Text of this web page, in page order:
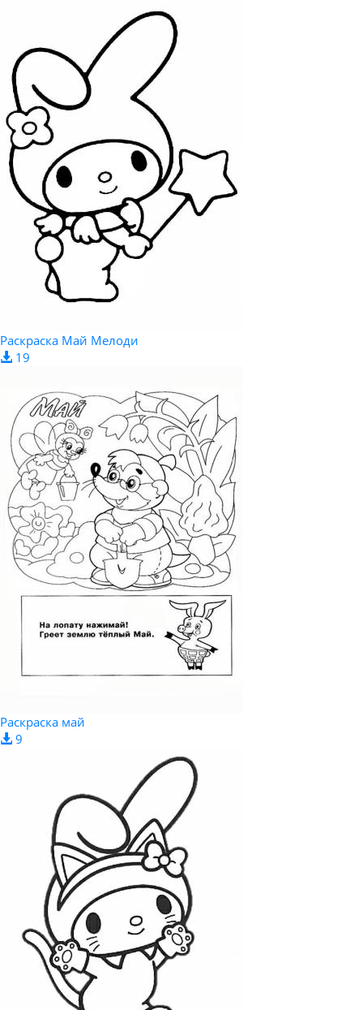
Раскраска Май Мелоди
19
Раскраска май
9